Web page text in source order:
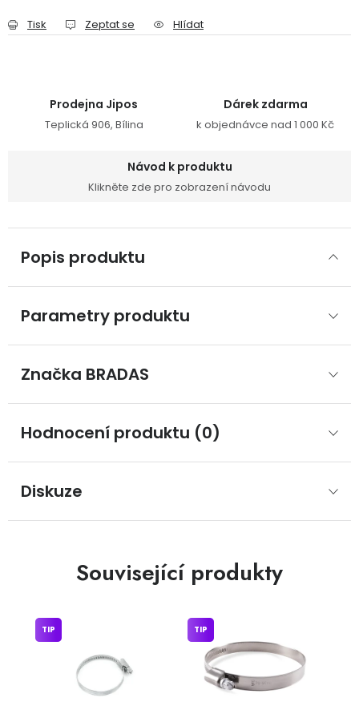
Tisk Zeptat se Hlídat
Prodejna Jipos
Teplická 906, Bílina
Dárek zdarma
k objednávce nad 1 000 Kč
Návod k produktu
Klikněte zde pro zobrazení návodu
Popis produktu
Parametry produktu
Značka BRADAS
Hodnocení produktu (0)
Diskuze
Související produkty
TIP TIP